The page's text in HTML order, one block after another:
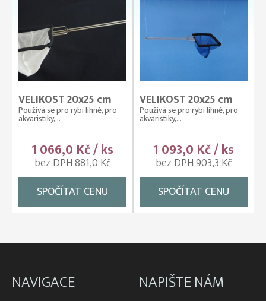
VELIKOST 20x25 cm
Používá se pro rybí líhně, pro
akvaristiky,...
1 066,0 Kč / ks
bez DPH 881,0 Kč
SPOČÍTAT CENU
VELIKOST 20x25 cm
Používá se pro rybí líhně, pro
akvaristiky,...
1 093,0 Kč / ks
bez DPH 903,3 Kč
SPOČÍTAT CENU
NAVIGACE NAPIŠTE NÁM